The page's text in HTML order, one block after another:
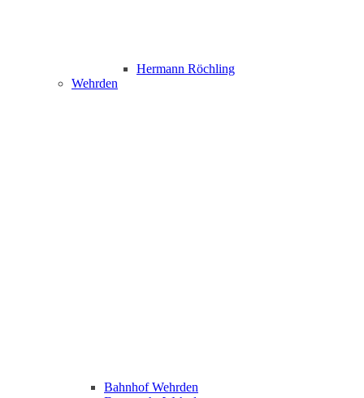
Hermann Röchling
Wehrden
Bahnhof Wehrden